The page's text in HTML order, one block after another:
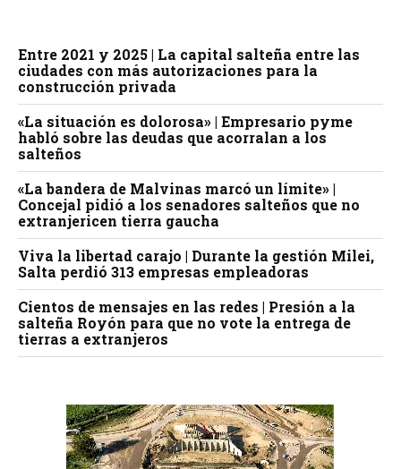
Entre 2021 y 2025 | La capital salteña entre las
ciudades con más autorizaciones para la
construcción privada
«La situación es dolorosa» | Empresario pyme
habló sobre las deudas que acorralan a los
salteños
«La bandera de Malvinas marcó un límite» |
Concejal pidió a los senadores salteños que no
extranjericen tierra gaucha
Viva la libertad carajo | Durante la gestión Milei,
Salta perdió 313 empresas empleadoras
Cientos de mensajes en las redes | Presión a la
salteña Royón para que no vote la entrega de
tierras a extranjeros